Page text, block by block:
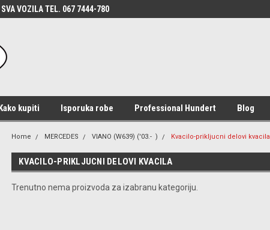
SVA VOZILA TEL. 067 7444-780
kupiti Isporuka robe Professional Hundert Blog
Home MERCEDES VIANO (W639) ('03.- ) Kvacilo-prikljucni delovi kvacila
KVACILO-PRIKLJUCNI DELOVI KVACILA
Trenutno nema proizvoda za izabranu kategoriju.